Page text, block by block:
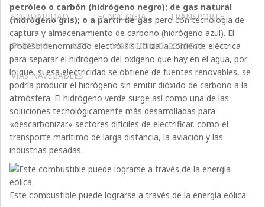
SOLIDARIDAD TECNOLOGÍA TRANSPORTE
TURISMO UTT V SECCIÓN ELECTORAL
VÍAS NAVEGABLES
petróleo o carbón (hidrógeno negro); de gas natural
(hidrógeno gris); o a partir de gas pero con tecnología de
captura y almacenamiento de carbono (hidrógeno azul). El
proceso denominado electrólisis utiliza la corriente eléctrica
para separar el hidrógeno del oxígeno que hay en el agua, por
lo que, si esa electricidad se obtiene de fuentes renovables, se
podría producir el hidrógeno sin emitir dióxido de carbono a la
atmósfera. El hidrógeno verde surge así como una de las
soluciones tecnológicamente más desarrolladas para
«descarbonizar» sectores difíciles de electrificar, como el
transporte marítimo de larga distancia, la aviación y las
industrias pesadas.
Este combustible puede lograrse a través de la energía eólica.